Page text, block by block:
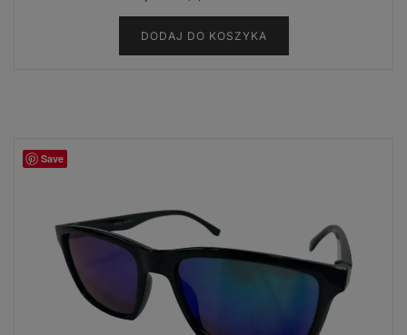
DODAJ DO KOSZYKA
Save